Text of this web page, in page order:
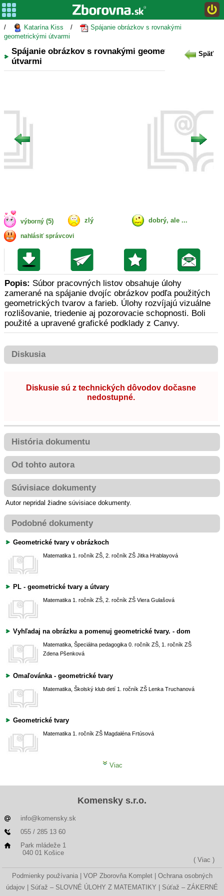
/ Katarína Kiss /
Spájanie obrázkov s rovnakými
geometrickými útvarmi
Spájanie obrázkov s rovnakými geometrickými
útvarmi
Späť
výborný (5) zlý dobrý, ale ...
nahlásiť správcovi
Popis: Súbor pracovných listov obsahuje úlohy
zamerané na spájanie dvojíc obrázkov podľa použitých
geometrických tvarov a farieb. Úlohy rozvíjajú vizuálne
rozlišovanie, triedenie aj pozorovacie schopnosti. Boli
použité a upravené grafické podklady z Canvy.
Diskusia
Diskusie sú z technických dôvodov dočasne
nedostupné.
História dokumentu
Od tohto autora
Súvisiace dokumenty
Autor nepridal žiadne súvisiace dokumenty.
Podobné dokumenty
Geometrické tvary v obrázkoch
Matematika 1. ročník ZŠ, 2. ročník ZŠ Jitka Hrablayová
PL - geometrické tvary a útvary
Matematika 1. ročník ZŠ, 2. ročník ZŠ Viera Gulašová
Vyhľadaj na obrázku a pomenuj geometrické tvary. - dom
Matematika, Špeciálna pedagogika 0. ročník ZŠ, 1. ročník ZŠ
Zdena Pšenková
Omaľovánka - geometrické tvary
Matematika, Školský klub detí 1. ročník ZŠ Lenka Truchanová
Geometrické tvary
Matematika 1. ročník ZŠ Magdaléna Frtúsová
Viac
Komensky s.r.o.
info@komensky.sk
055 / 285 13 60
Park mládeže 1
040 01 Košice
( Viac )
Podmienky používania VOP Zborovňa Komplet
Ochrana osobných
údajov
Súťaž – SLOVNÉ ÚLOHY Z MATEMATIKY
Súťaž – ZÁKERNÉ